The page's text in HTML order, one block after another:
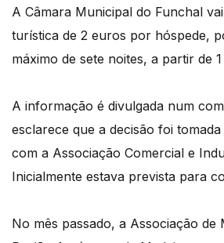
A Câmara Municipal do Funchal
turística de 2 euros por hóspede,
máximo de sete noites, a partir de
A informação é divulgada num
esclarece que a decisão foi
com a Associação Comercial e
Inicialmente estava prevista para
No mês passado, a Associação de